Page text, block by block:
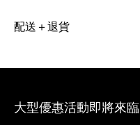
配送＋退貨
大型優惠活動即將來臨